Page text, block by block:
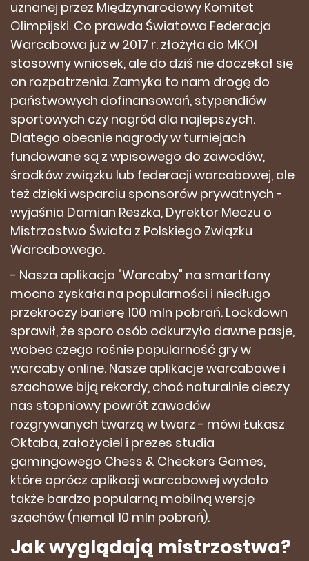
uznanej przez Międzynarodowy Komitet
Olimpijski. Co prawda Światowa Federacja
Warcabowa już w 2017 r. złożyła do MKOl
stosowny wniosek, ale do dziś nie doczekał się
on rozpatrzenia. Zamyka to nam drogę do
państwowych dofinansowań, stypendiów
sportowych czy nagród dla najlepszych.
Dlatego obecnie nagrody w turniejach
fundowane są z wpisowego do zawodów,
środków związku lub federacji warcabowej, ale
też dzięki wsparciu sponsorów prywatnych -
wyjaśnia Damian Reszka, Dyrektor Meczu o
Mistrzostwo Świata z Polskiego Związku
Warcabowego.
- Nasza aplikacja "Warcaby" na smartfony
mocno zyskała na popularności i niedługo
przekroczy barierę 100 mln pobrań. Lockdown
sprawił, że sporo osób odkurzyło dawne pasje,
wobec czego rośnie popularność gry w
warcaby online. Nasze aplikacje warcabowe i
szachowe biją rekordy, choć naturalnie cieszy
nas stopniowy powrót zawodów
rozgrywanych twarzą w twarz - mówi Łukasz
Oktaba, założyciel i prezes studia
gamingowego Chess & Checkers Games,
które oprócz aplikacji warcabowej wydało
także bardzo popularną mobilną wersję
szachów (niemal 10 mln pobrań).
Jak wyglądają mistrzostwa?